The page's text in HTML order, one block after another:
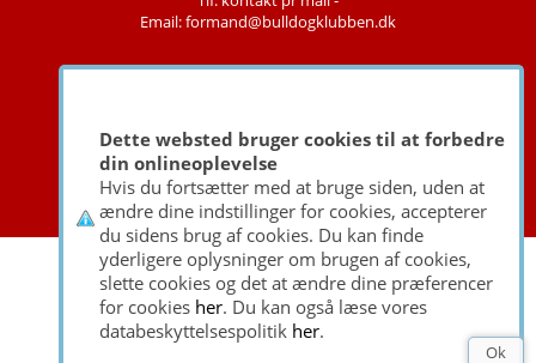
Ok
Dette websted bruger cookies til at forbedre
din onlineoplevelse
Hvis du fortsætter med at bruge siden, uden at
ændre dine indstillinger for cookies, accepterer
du sidens brug af cookies. Du kan finde
yderligere oplysninger om brugen af cookies,
slette cookies og det at ændre dine præferencer
for cookies her. Du kan også læse vores
databeskyttelsespolitik her.
Email: formand@bulldogklubben.dk